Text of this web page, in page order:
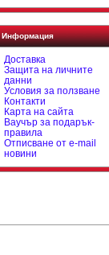
Информация
Доставка
Защита на личните
данни
Условия за ползване
Контакти
Карта на сайта
Ваучър за подарък-
правила
Отписване от e-mail
новини